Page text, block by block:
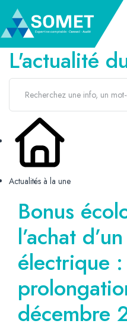
L'actualité
Actualités à la une
Bonus
l’achat
électrique
décembre